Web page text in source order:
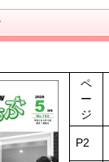
ペ
ー
ジ
P2